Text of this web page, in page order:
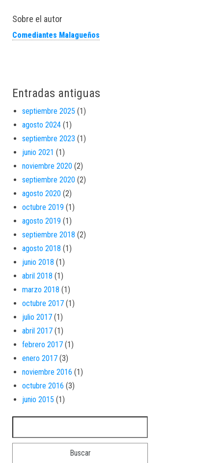
Sobre el autor
Comediantes Malagueños
Entradas antiguas
septiembre 2025 (1)
agosto 2024 (1)
septiembre 2023 (1)
junio 2021 (1)
noviembre 2020 (2)
septiembre 2020 (2)
agosto 2020 (2)
octubre 2019 (1)
agosto 2019 (1)
septiembre 2018 (2)
agosto 2018 (1)
junio 2018 (1)
abril 2018 (1)
marzo 2018 (1)
octubre 2017 (1)
julio 2017 (1)
abril 2017 (1)
febrero 2017 (1)
enero 2017 (3)
noviembre 2016 (1)
octubre 2016 (3)
junio 2015 (1)